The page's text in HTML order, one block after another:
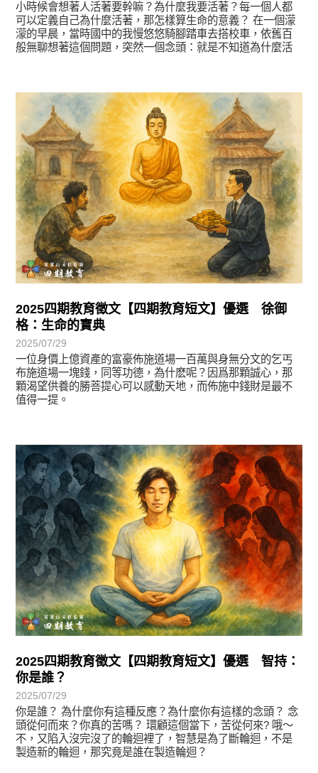
小時候會想著人活著要幹嘛？為什麼我要活著？每一個人都
可以定義自己為什麼活著，那怎樣算生命的意義？ 在一個濛
濛的早晨，當時國中的我慢悠悠騎腳踏車去搭校車，依舊百
般無聊想著這個問題，突然一個念頭：就是不知道為什麼活
2025四期教育徵文【四期教育短文】優選 徐御
格：生命的寶典
2025/07/29
一位身價上億資產的富豪佈施道場一百萬與身無分文的乞丐
布施道場一塊錢，同等功德，為什麽呢？因爲那顆誠心，那
顆渴望供養的勝菩提心可以感動天地，而佈施中錢財是最不
值得一提。
徵文賞析
2025四期教育徵文【四期教育短文】優選 智持：
你是誰？
2025/07/29
你是誰？ 為什麼你有這種反應？為什麼你有這樣的念頭？ 念
頭從何而來？你真的苦嗎？ 環顧這個當下，苦從何來? 哦～
不，又陷入沒完沒了的輪迴裡了，智慧是為了斷輪迴，不是
製造新的輪迴，那究竟是誰在製造輪迴？
徵文賞析